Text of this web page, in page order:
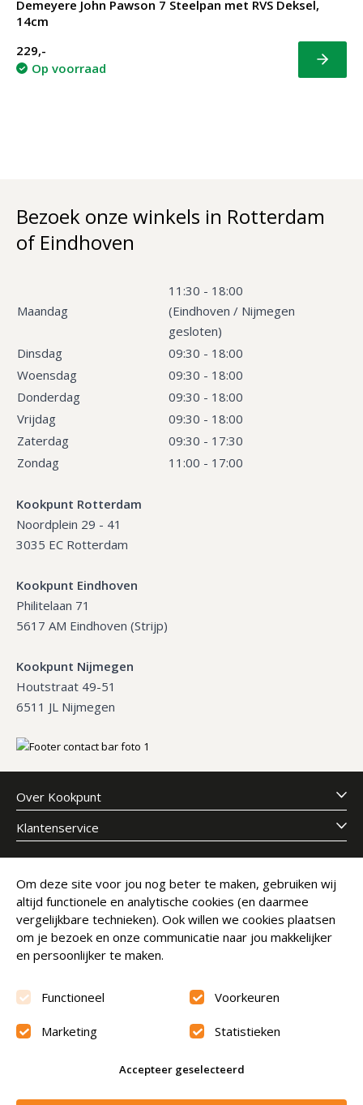
Demeyere John Pawson 7 Steelpan met RVS Deksel,
14cm
229,-
Op voorraad
Bekijk
Bezoek onze winkels in Rotterdam
of Eindhoven
Maandag
11:30 - 18:00
(Eindhoven / Nijmegen
gesloten)
Dinsdag
09:30 - 18:00
Woensdag
09:30 - 18:00
Donderdag
09:30 - 18:00
Vrijdag
09:30 - 18:00
Zaterdag
09:30 - 17:30
Zondag
11:00 - 17:00
Kookpunt Rotterdam
Noordplein 29 - 41
3035 EC Rotterdam
Kookpunt Eindhoven
Philitelaan 71
5617 AM Eindhoven (Strijp)
Kookpunt Nijmegen
Houtstraat 49-51
6511 JL Nijmegen
Over Kookpunt
Klantenservice
Meld je aan voor onze nieuwsbrief
E-mailadres
Abonneer
Beoordeling9.6
Om deze site voor jou nog beter te maken, gebruiken wij
altijd functionele en analytische cookies (en daarmee
vergelijkbare technieken). Ook willen we cookies plaatsen
om je bezoek en onze communicatie naar jou makkelijker
en persoonlijker te maken.
Functioneel Voorkeuren
Marketing Statistieken
Accepteer geselecteerd